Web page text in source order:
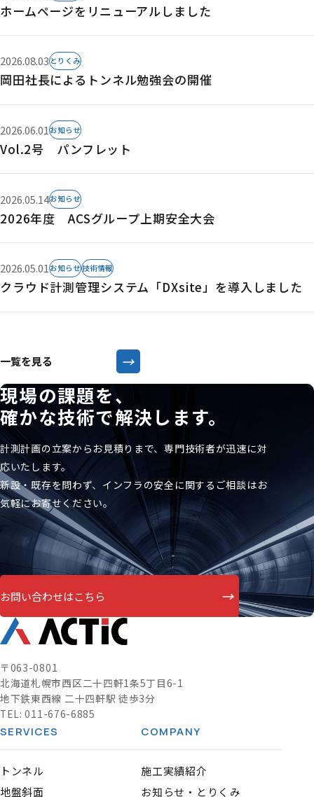
ホームページをリニューアルしました
2026.08.03とりくみ
岡田社長によるトンネル勉強会の開催
2026.06.01 お知らせ
Vol.2号 パンフレット
2026.05.14お知らせ
2026年度 ACSグループ上期安全大会
2026.05.01お知らせ技術情報
クラウド計測管理システム「DXsite」を導入しました
一覧を見る →
現場の課題を、
確かな技術で解決します。
計測計画の立案からお見積りまで、専門技術者が迅速に対
応いたします。
新設・既存を問わず、インフラの安全に関するご相談はお
気軽にお寄せください。
お問い合わせはこちら →
〒063-0801
北海道札幌市西区二十四軒1条5丁目6-1
地下鉄東西線 二十四軒駅 徒歩3分
TEL:011-676-6885
SERVICES
トンネル
地盤斜面
COMPANY
施工実績紹介
お知らせ・とりくみ